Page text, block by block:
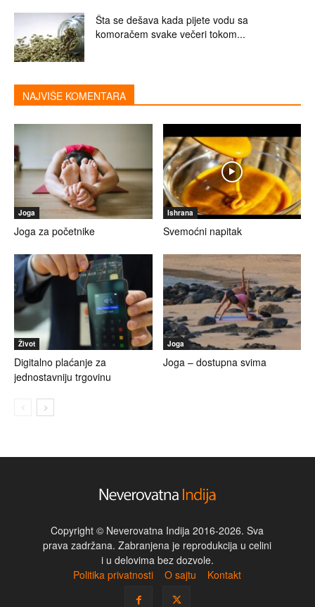
Šta se dešava kada pijete vodu sa
komoračem svake večeri tokom...
NAJVIŠE KOMENTARA
Joga
Joga za početnike
Ishrana
Svemoćni napitak
Život
Digitalno plaćanje za
jednostavniju trgovinu
Joga
Joga – dostupna svima
Copyright © Neverovatna Indija 2016-2026. Sva
prava zadržana. Zabranjena je reprodukcija u celini
i u delovima bez dozvole.
Politika privatnosti
O sajtu Kontakt